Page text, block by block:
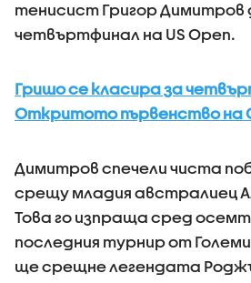
тенисист Григор Димитров
четвъртфинал на US Open.
Гришо се класира за
Откритото първенство на
Димитров спечели чиста
срещу младия австралиец
Това го изпраща сред
последния турнир от
ще срещне легендата